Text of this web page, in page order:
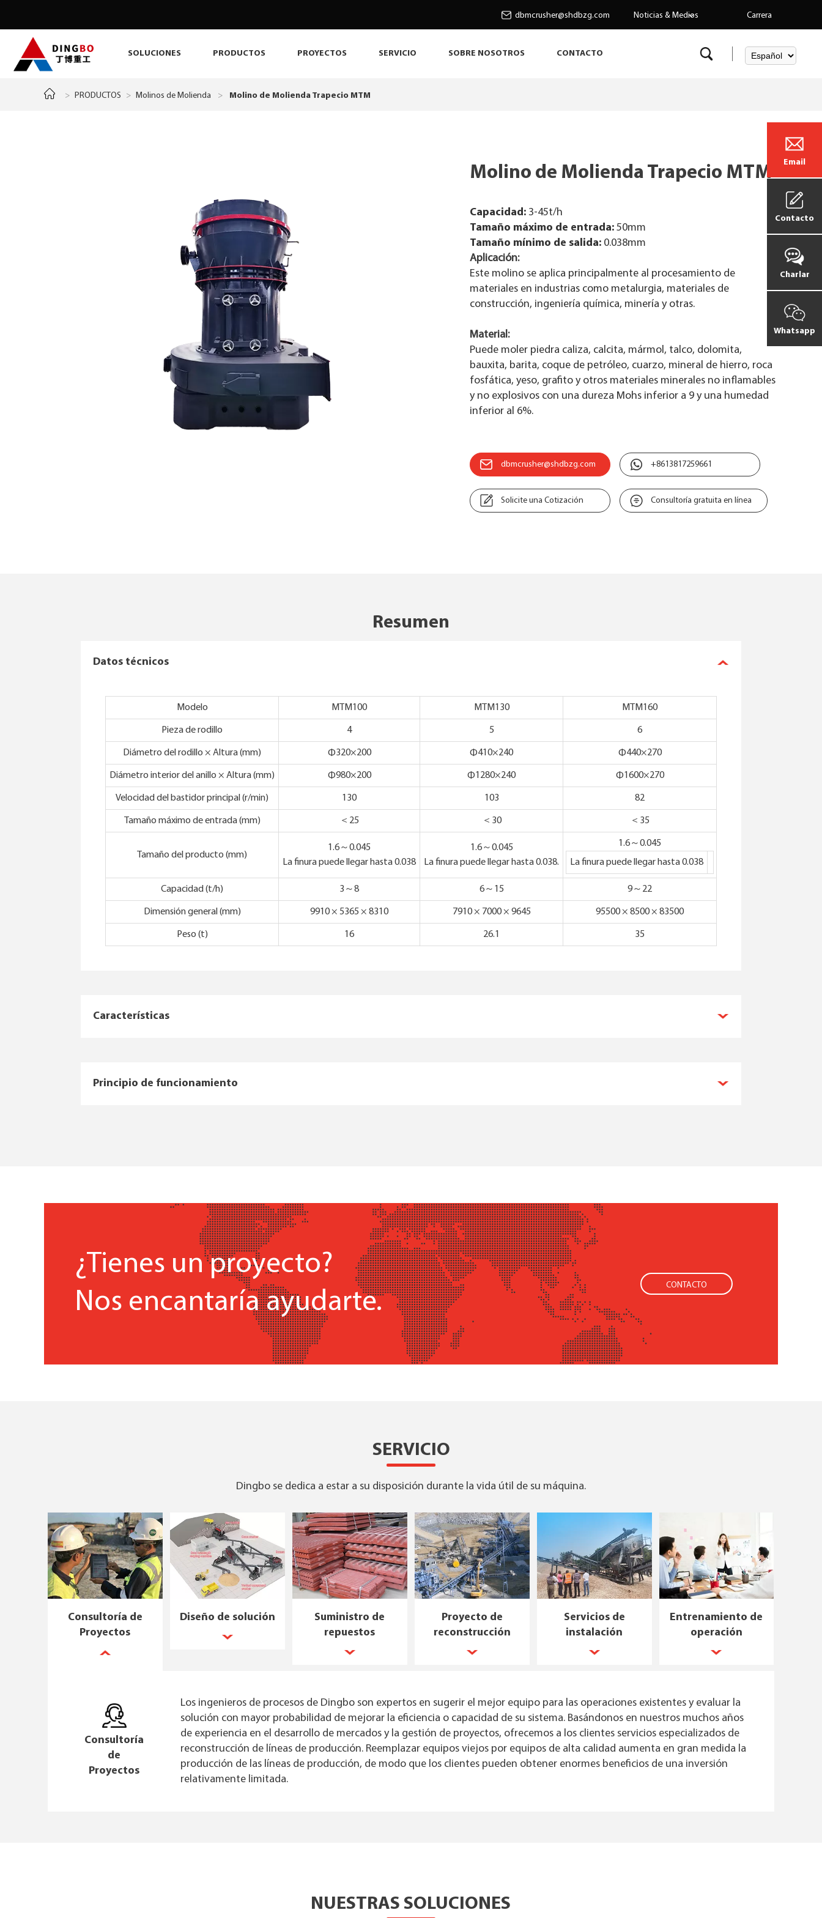
Email
Contacto
Charlar
Whatsapp
dbmcrusher@shdbzg.com Noticias & Medios Carrera
SOLUCIONES PRODUCTOS PROYECTOS SERVICIO SOBRE NOSOTROS CONTACTO
> PRODUCTOS > Molinos de Molienda > Molino de Molienda Trapecio MTM
Molino de Molienda Trapecio MTM
Capacidad: 3-45t/h
Tamaño máximo de entrada: 50mm
Tamaño mínimo de salida: 0.038mm
Aplicación:
Este molino se aplica principalmente al procesamiento de
materiales en industrias como metalurgia, materiales de
construcción, ingeniería química, minería y otras.
Material:
Puede moler piedra caliza, calcita, mármol, talco, dolomita,
bauxita, barita, coque de petróleo, cuarzo, mineral de hierro, roca
fosfática, yeso, grafito y otros materiales minerales no inflamables
y no explosivos con una dureza Mohs inferior a 9 y una humedad
inferior al 6%.
dbmcrusher@shdbzg.com +8613817259661
Solicite una Cotización Consultoría gratuita en línea
Resumen
Datos técnicos
Modelo MTM100 MTM130 MTM160
Pieza de rodillo 4 5 6
Diámetro del rodillo × Altura (mm) Ф320×200 Ф410×240 Ф440×270
Diámetro interior del anillo × Altura (mm) Ф980×200 Ф1280×240 Ф1600×270
Velocidad del bastidor principal (r/min) 130 103 82
Tamaño máximo de entrada (mm) ＜25 ＜30 ＜35
Tamaño del producto (mm)
1.6～0.045
La finura puede llegar hasta 0.038
1.6～0.045
La finura puede llegar hasta 0.038.
1.6～0.045
La finura puede llegar hasta 0.038
Capacidad (t/h) 3～8 6～15 9～22
Dimensión general (mm) 9910 × 5365 × 8310 7910 × 7000 × 9645 95500 × 8500 × 83500
Peso (t) 16 26.1 35
Características
Principio de funcionamiento
¿Tienes un proyecto?
Nos encantaría ayudarte.
CONTACTO
SERVICIO
Dingbo se dedica a estar a su disposición durante la vida útil de su máquina.
Consultoría de
Proyectos
Consultoría
de
Proyectos
Los ingenieros de procesos de Dingbo son expertos en sugerir el mejor equipo para las operaciones existentes y evaluar la
solución con mayor probabilidad de mejorar la eficiencia o capacidad de su sistema. Basándonos en nuestros muchos años
de experiencia en el desarrollo de mercados y la gestión de proyectos, ofrecemos a los clientes servicios especializados de
reconstrucción de líneas de producción. Reemplazar equipos viejos por equipos de alta calidad aumenta en gran medida la
producción de las líneas de producción, de modo que los clientes pueden obtener enormes beneficios de una inversión
relativamente limitada.
Diseño de solución
Suministro de
repuestos
Proyecto de
reconstrucción
Servicios de
instalación
Entrenamiento de
operación
NUESTRAS SOLUCIONES